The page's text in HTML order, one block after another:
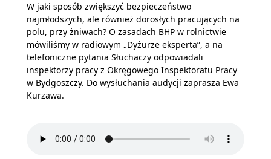
W jaki sposób zwiększyć bezpieczeństwo
najmłodszych, ale również dorosłych pracujących na
polu, przy żniwach? O zasadach BHP w rolnictwie
mówiliśmy w radiowym „Dyżurze eksperta”, a na
telefoniczne pytania Słuchaczy odpowiadali
inspektorzy pracy z Okręgowego Inspektoratu Pracy
w Bydgoszczy. Do wysłuchania audycji zaprasza Ewa
Kurzawa.